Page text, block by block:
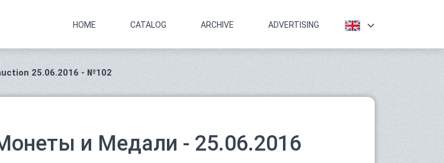
HOME CATALOG ARCHIVE ADVERTISING
25.06.2016 - №102
и Медали - 25.06.2016